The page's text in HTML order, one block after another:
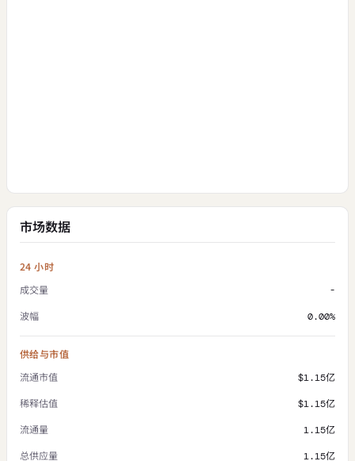
市场数据
24 小时
成交量
-
波幅 0.00%
供给与市值
流通市值
$1.15亿
稀释估值 $1.15亿
流通量 1.15亿
总供应量 1.15亿